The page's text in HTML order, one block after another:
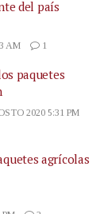
del país
AM
1
paquetes
2020 5:31 PM
agrícolas